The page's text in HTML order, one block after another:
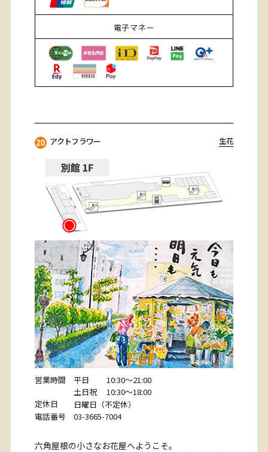
電子マネー
アクトフラワー 生花
営業時間
平日 10:30～21:00
土日祝 10:30～18:00
定休日
日曜日（不定休）
電話番号
03-3665-7004
六角屋根の小さなお花屋へようこそ。